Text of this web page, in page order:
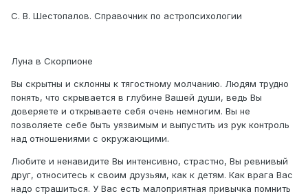
С. В. Шестопалов. Справочник по астропсихологии
Луна в Скорпионе
Вы скрытны и склонны к тягостному молчанию. Людям трудно
понять, что скрывается в глубине Вашей души, ведь Вы
доверяете и открываете себя очень немногим. Вы не
позволяете себе быть уязвимым и выпустить из рук контроль
над отношениями с окружающими.
Любите и ненавидите Вы интенсивно, страстно, Вы ревнивый
друг, относитесь к своим друзьям, как к детям. Как врага Вас
надо страшиться. У Вас есть малоприятная привычка помнить